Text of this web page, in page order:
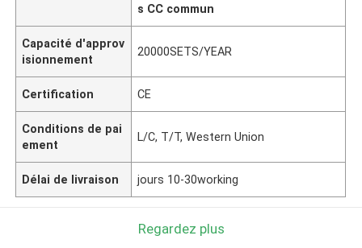
s CC commun
Capacité d'approv
isionnement
20000SETS/YEAR
Certification CE
Conditions de pai
ement
L/C, T/T, Western Union
Délai de livraison jours 10-30working
Regardez plus